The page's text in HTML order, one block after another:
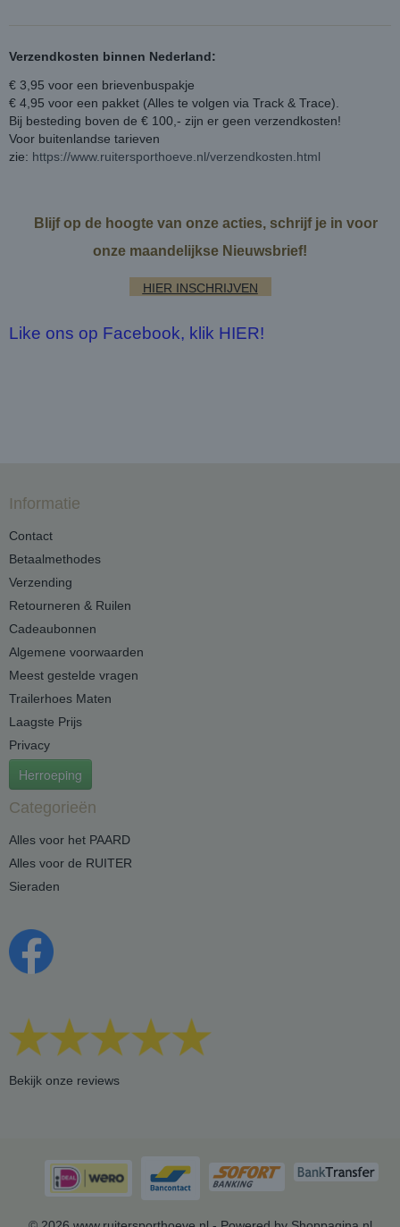
Verzendkosten binnen Nederland:
€ 3,95 voor een brievenbuspakje
€ 4,95 voor een pakket (Alles te volgen via Track & Trace).
Bij besteding boven de € 100,- zijn er geen verzendkosten!
Voor buitenlandse tarieven
zie: https://www.ruitersporthoeve.nl/verzendkosten.html
Blijf op de hoogte van onze acties, schrijf je in voor
onze maandelijkse Nieuwsbrief!
HIER INSCHRIJVEN
Like ons op Facebook, klik HIER!
Informatie
Contact
Betaalmethodes
Verzending
Retourneren & Ruilen
Cadeaubonnen
Algemene voorwaarden
Meest gestelde vragen
Trailerhoes Maten
Laagste Prijs
Privacy
Herroeping
Categorieën
Alles voor het PAARD
Alles voor de RUITER
Sieraden
Bekijk onze reviews